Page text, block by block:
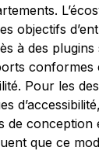
objectifs
à des
conformes
Pour les
de conception
que ce